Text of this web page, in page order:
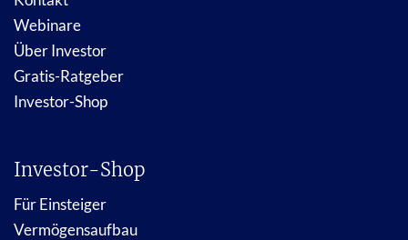
Webinare
Über Investor
Gratis-Ratgeber
Investor-Shop
Investor-Shop
Für Einsteiger
Vermögensaufbau